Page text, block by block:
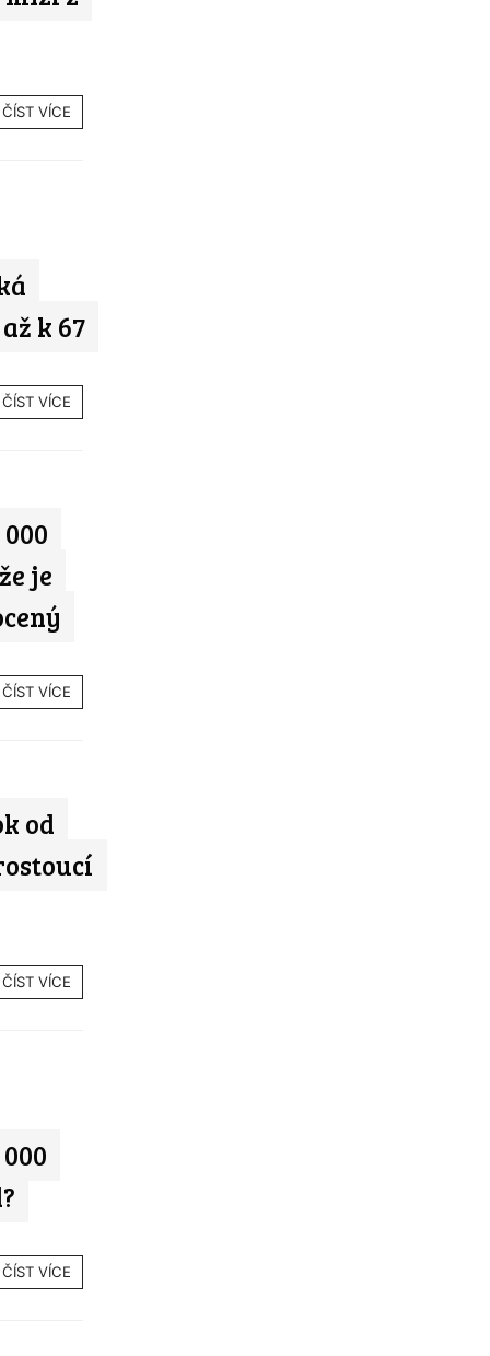
ČÍST VÍCE
k 67
ČÍST VÍCE
je
ČÍST VÍCE
od
ČÍST VÍCE
ČÍST VÍCE